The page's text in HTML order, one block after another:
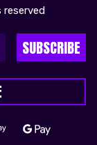
SUBSCRIBE